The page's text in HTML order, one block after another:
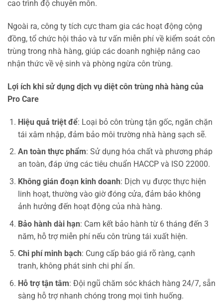
cao trình độ chuyên môn.
Ngoài ra, công ty tích cực tham gia các hoạt động cộng
đồng, tổ chức hội thảo và tư vấn miễn phí về kiểm soát côn
trùng trong nhà hàng, giúp các doanh nghiệp nâng cao
nhận thức về vệ sinh và phòng ngừa côn trùng.
Lợi ích khi sử dụng dịch vụ diệt côn trùng nhà hàng của
Pro Care
Hiệu quả triệt để: Loại bỏ côn trùng tận gốc, ngăn chặn
tái xâm nhập, đảm bảo môi trường nhà hàng sạch sẽ.
An toàn thực phẩm: Sử dụng hóa chất và phương pháp
an toàn, đáp ứng các tiêu chuẩn HACCP và ISO 22000.
Không gián đoạn kinh doanh: Dịch vụ được thực hiện
linh hoạt, thường vào giờ đóng cửa, đảm bảo không
ảnh hưởng đến hoạt động của nhà hàng.
Bảo hành dài hạn: Cam kết bảo hành từ 6 tháng đến 3
năm, hỗ trợ miễn phí nếu côn trùng tái xuất hiện.
Chi phí minh bạch: Cung cấp báo giá rõ ràng, cạnh
tranh, không phát sinh chi phí ẩn.
Hỗ trợ tận tâm: Đội ngũ chăm sóc khách hàng 24/7, sẵn
sàng hỗ trợ nhanh chóng trong mọi tình huống.